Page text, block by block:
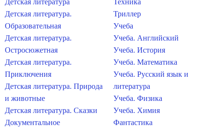
Детская литература
Детская литература.
Образовательная
Детская литература.
Остросюжетная
Детская литература.
Приключения
Детская литература. Природа
и животные
Детская литература. Сказки
Документальное
Техника
Триллер
Учеба
Учеба. Английский
Учеба. История
Учеба. Математика
Учеба. Русский язык и
литература
Учеба. Физика
Учеба. Химия
Фантастика